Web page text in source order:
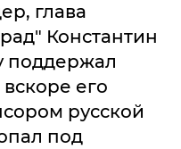
глава
Константин
поддержал
его
русской
под